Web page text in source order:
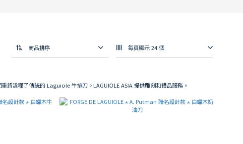
商品排序 每頁顯示 24 個
詮釋了傳統的 Laguiole 牛排刀。LAGUIOLE ASIA 提供雕刻和禮品服務。